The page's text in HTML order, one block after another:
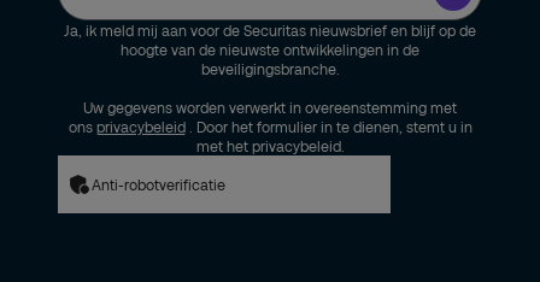
Ja, ik meld mij aan voor de Securitas nieuwsbrief en blijf op de
hoogte van de nieuwste ontwikkelingen in de
beveiligingsbranche.
Uw gegevens worden verwerkt in overeenstemming met
ons privacybeleid
. Door het formulier in te dienen, stemt u in
met het privacybeleid.
Anti-robotverificatie